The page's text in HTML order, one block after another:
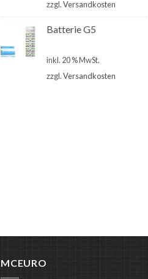
zzgl.Versandkosten
Batterie G5
inkl. 20 % MwSt.
zzgl.Versandkosten
MCEURO